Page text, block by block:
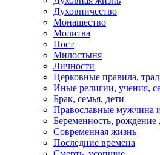
Духовничество
Монашество
Молитва
Пост
Милостыня
Личности
Церковные правила,
Иные религии, учения,
Брак, семья, дети
Православные мужчина
Беременность, рождение
Современная жизнь
Последние времена